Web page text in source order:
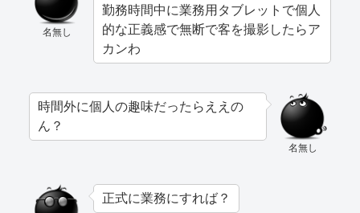
名無し
勤務時間中に業務用タブレットで個人
的な正義感で無断で客を撮影したらア
カンわ
名無し
時間外に個人の趣味だったらええの
ん？
正式に業務にすれば？